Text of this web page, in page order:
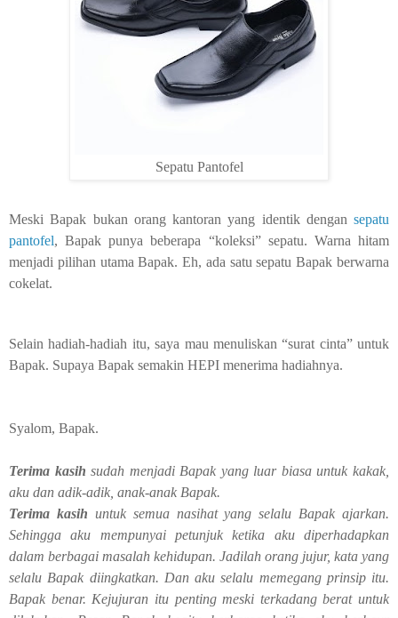
Sepatu Pantofel
Meski Bapak bukan orang kantoran yang identik dengan sepatu
pantofel, Bapak punya beberapa “koleksi” sepatu. Warna hitam
menjadi pilihan utama Bapak. Eh, ada satu sepatu Bapak berwarna
cokelat.
Selain hadiah-hadiah itu, saya mau menuliskan “surat cinta” untuk
Bapak. Supaya Bapak semakin HEPI menerima hadiahnya.
Syalom, Bapak.
Terima kasih sudah menjadi Bapak yang luar biasa untuk kakak,
aku dan adik-adik, anak-anak Bapak.
Terima kasih untuk semua nasihat yang selalu Bapak ajarkan.
Sehingga aku mempunyai petunjuk ketika aku diperhadapkan
dalam berbagai masalah kehidupan. Jadilah orang jujur, kata yang
selalu Bapak diingkatkan. Dan aku selalu memegang prinsip itu.
Bapak benar. Kejujuran itu penting meski terkadang berat untuk